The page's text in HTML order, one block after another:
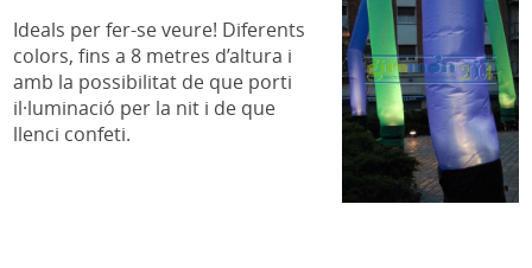
Ideals per fer-se veure! Diferents
colors, fins a 8 metres d’altura i
amb la possibilitat de que porti
il·luminació per la nit i de que
llenci confeti.